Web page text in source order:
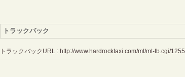
トラックバック
トラックバックURL : http://www.hardrocktaxi.com/mt/mt-tb.cgi/1255